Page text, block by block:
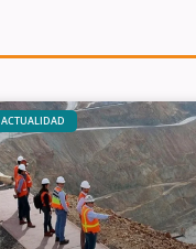
ACTUALIDAD